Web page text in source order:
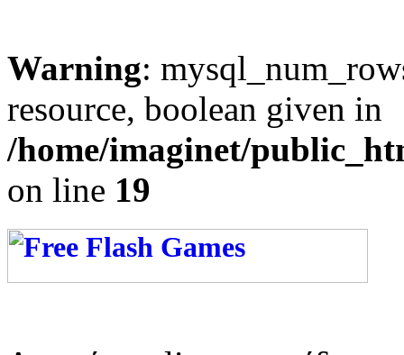
Warning:
resource, boolean given in
/home/imaginet/
on line 19